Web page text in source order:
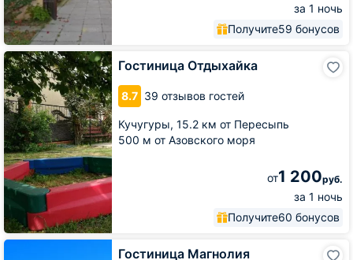
за 1 ночь
Получите59 бонусов
Гостиница Отдыхайка
8.7 39 отзывов гостей
Кучугуры, 15.2 км от Пересыпь
500 м от Азовского моря
от1 200руб.
за 1 ночь
Получите60 бонусов
Гостиница
Отдыхайка
Гостиница Магнолия
Гостиница